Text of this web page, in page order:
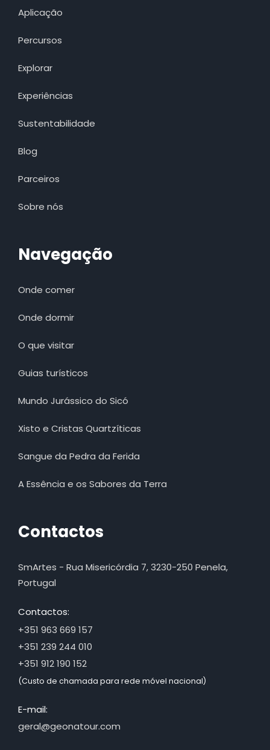
Aplicação
Percursos
Explorar
Experiências
Sustentabilidade
Blog
Parceiros
Sobre nós
Navegação
Onde comer
Onde dormir
O que visitar
Guias turísticos
Mundo Jurássico do Sicó
Xisto e Cristas Quartzíticas
Sangue da Pedra da Ferida
A Essência e os Sabores da Terra
Contactos
SmArtes - Rua Misericórdia 7, 3230-250 Penela,
Portugal
Contactos:
+351 963 669 157
+351 239 244 010
+351 912 190 152
(Custo de chamada para rede móvel nacional)
E-mail:
geral@geonatour.com